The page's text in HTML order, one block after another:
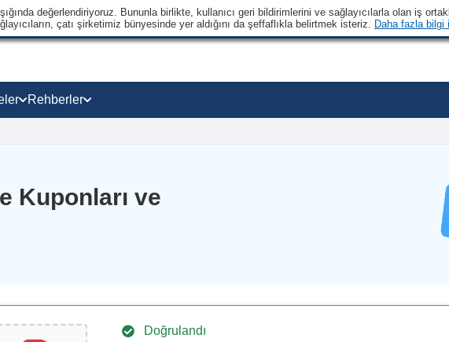
değerlendiriyoruz. Bununla birlikte, kullanıcı geri bildirimlerini ve sağlayıcılarla olan iş
çatı şirketimiz bünyesinde yer aldığını da şeffaflıkla belirtmek isteriz. Daha fazla bilgi
Rehberler
Kuponları ve
Doğrulandı